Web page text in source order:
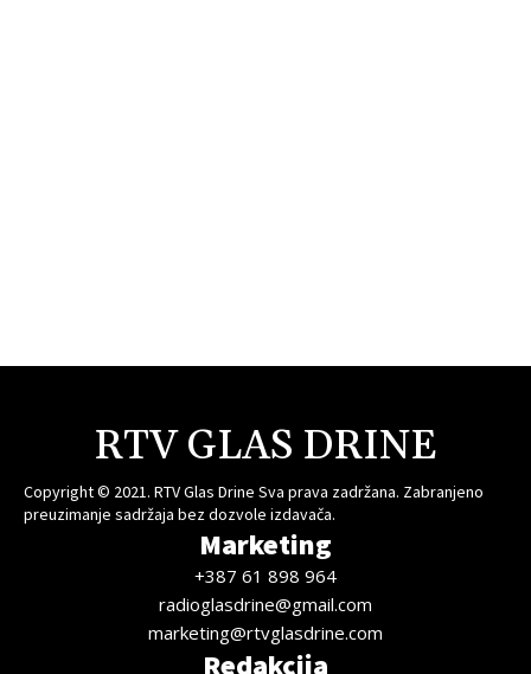
RTV GLAS DRINE
Copyright © 2021. RTV Glas Drine Sva prava zadržana. Zabranjeno
preuzimanje sadržaja bez dozvole izdavača.
Marketing
+387 61 898 964
radioglasdrine@gmail.com
marketing@rtvglasdrine.com
Redakcija